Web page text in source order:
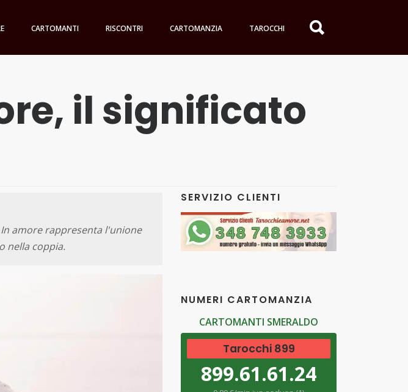
CARTOMANTI RISCONTRI CARTOMANZIA TAROCCHI
il significato
amore rappresenta l'unione
nella coppia.
SERVIZIO CLIENTI
NUMERI CARTOMANZIA
CARTOMANTI SMERALDO
Tarocchi 899
899.61.61.24